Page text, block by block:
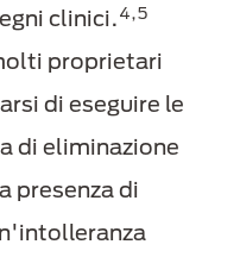
clinici.4,5
proprietari
di eseguire le
di eliminazione
presenza di